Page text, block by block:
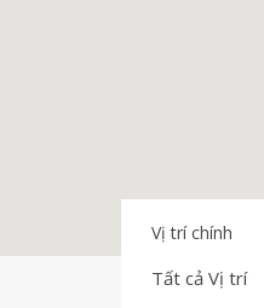
Vị trí chính
Tất cả Vị trí